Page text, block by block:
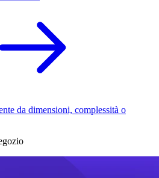
da dimensioni, complessità o